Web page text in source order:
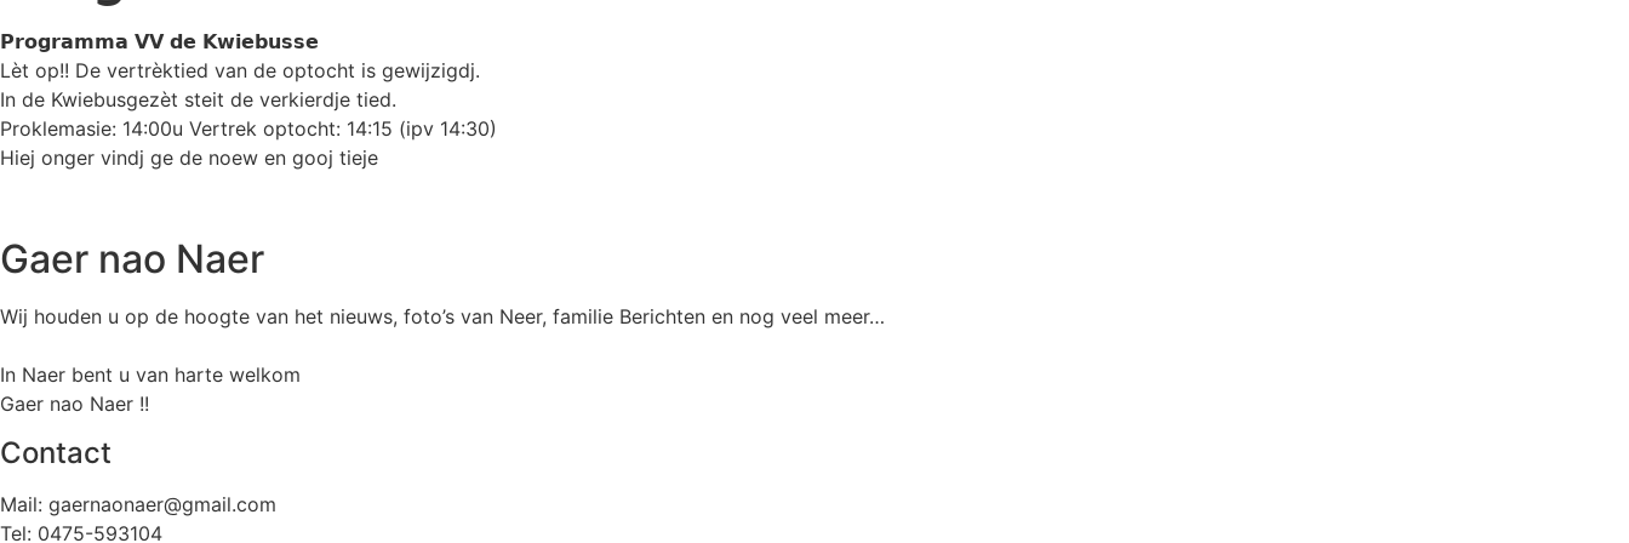
𝗣𝗿𝗼𝗴𝗿𝗮𝗺𝗺𝗮 𝗩𝗩 𝗱𝗲 𝗞𝘄𝗶𝗲𝗯𝘂𝘀𝘀𝗲
Lèt op!! De vertrèktied van de optocht is gewijzigdj.
In de Kwiebusgezèt steit de verkierdje tied.
Proklemasie: 14:00u Vertrek optocht: 14:15 (ipv 14:30)
Hiej onger vindj ge de noew en gooj tieje
Gaer nao Naer
Wij houden u op de hoogte van het nieuws, foto’s van Neer, familie Berichten en nog veel meer…
In Naer bent u van harte welkom
Gaer nao Naer !!
Contact
Mail: gaernaonaer@gmail.com
Tel: 0475-593104